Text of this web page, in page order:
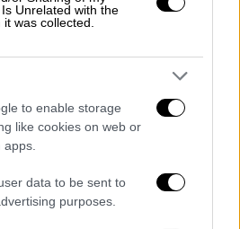
Unrelated with the
was collected.
to enable storage
like cookies on web or
data to be sent to
purposes.
Φεστιβάλ
που
τις μέρες, ο κριτικός
Ν. Δερμεντζόγλου,
και στις…ιστορίες
αντισυμβατικό και